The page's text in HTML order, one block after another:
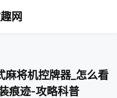
网
将机控牌器_怎么看
痕迹-攻略科普